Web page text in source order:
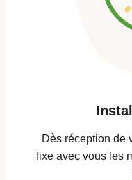
Dès réception de
fixe avec vous les